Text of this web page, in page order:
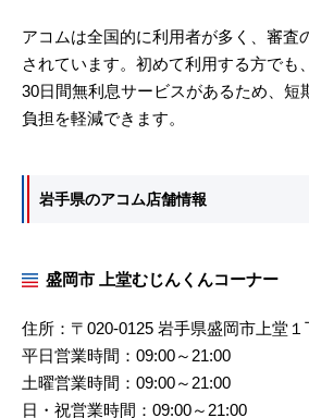
アコムは全国的に利用者が多く、審査
されています。初めて利用する方でも
30日間無利息サービスがあるため、短
負担を軽減できます。
岩手県のアコム店舗情報
盛岡市 上堂むじんくんコーナー
住所：〒020-0125 岩手県盛岡市上堂１
平日営業時間：09:00～21:00
土曜営業時間：09:00～21:00
日・祝営業時間：09:00～21:00